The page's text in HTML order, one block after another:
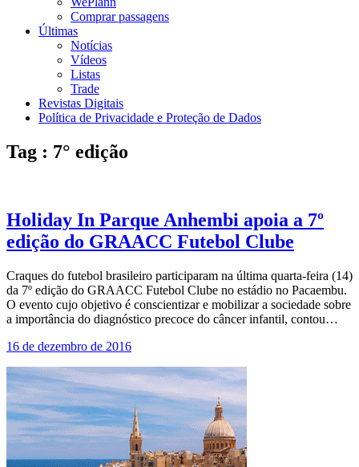
Comprar passagens
Últimas
Notícias
Vídeos
Listas
Trade
Revistas Digitais
Política de Privacidade e Proteção de Dados
Tag : 7° edição
Holiday In Parque Anhembi apoia a 7º
edição do GRAACC Futebol Clube
Craques do futebol brasileiro participaram na última quarta-feira (14)
da 7º edição do GRAACC Futebol Clube no estádio no Pacaembu.
O evento cujo objetivo é conscientizar e mobilizar a sociedade sobre
a importância do diagnóstico precoce do câncer infantil, contou…
16 de dezembro de 2016